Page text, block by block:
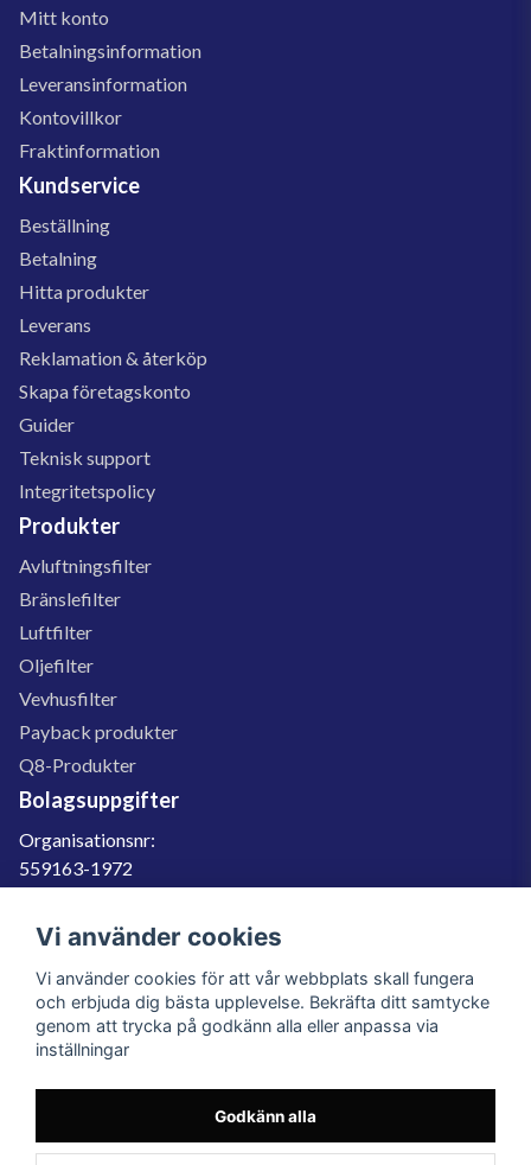
Mitt konto
Betalningsinformation
Leveransinformation
Kontovillkor
Fraktinformation
Kundservice
Beställning
Betalning
Hitta produkter
Leverans
Reklamation & återköp
Skapa företagskonto
Guider
Teknisk support
Integritetspolicy
Produkter
Avluftningsfilter
Bränslefilter
Luftfilter
Oljefilter
Vevhusfilter
Payback produkter
Q8-Produkter
Bolagsuppgifter
Organisationsnr:
559163-1972
SE559163197201
060-566 800
info@filter.se
559163-1972
Vi använder cookies
Vi använder cookies för att vår webbplats skall fungera
och erbjuda dig bästa upplevelse. Bekräfta ditt samtycke
genom att trycka på godkänn alla eller anpassa via
inställningar
Godkänn alla